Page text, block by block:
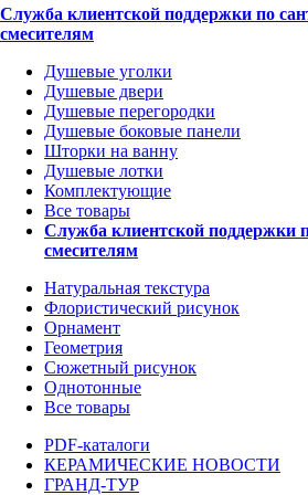
Служба клиентской поддержки по
смесителям
Душевые уголки
Душевые двери
Душевые перегородки
Душевые боковые панели
Шторки на ванну
Душевые лотки
Комплектующие
Все товары
Служба клиентской поддержки
смесителям
Натуральная текстура
Флористический рисунок
Орнамент
Геометрия
Сюжетный рисунок
Однотонные
Все товары
PDF-каталоги
КЕРАМИЧЕСКИЕ НОВОСТИ
ГРАНД-ТУР